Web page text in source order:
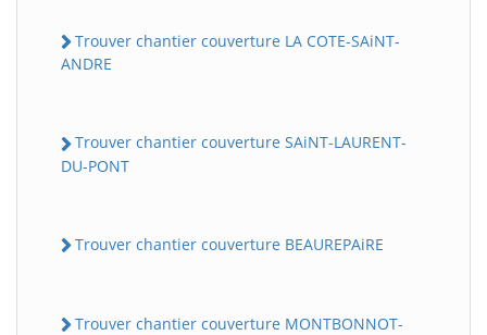
Trouver chantier couverture LA COTE-SAiNT-
ANDRE
Trouver chantier couverture SAiNT-LAURENT-
DU-PONT
Trouver chantier couverture BEAUREPAiRE
Trouver chantier couverture MONTBONNOT-